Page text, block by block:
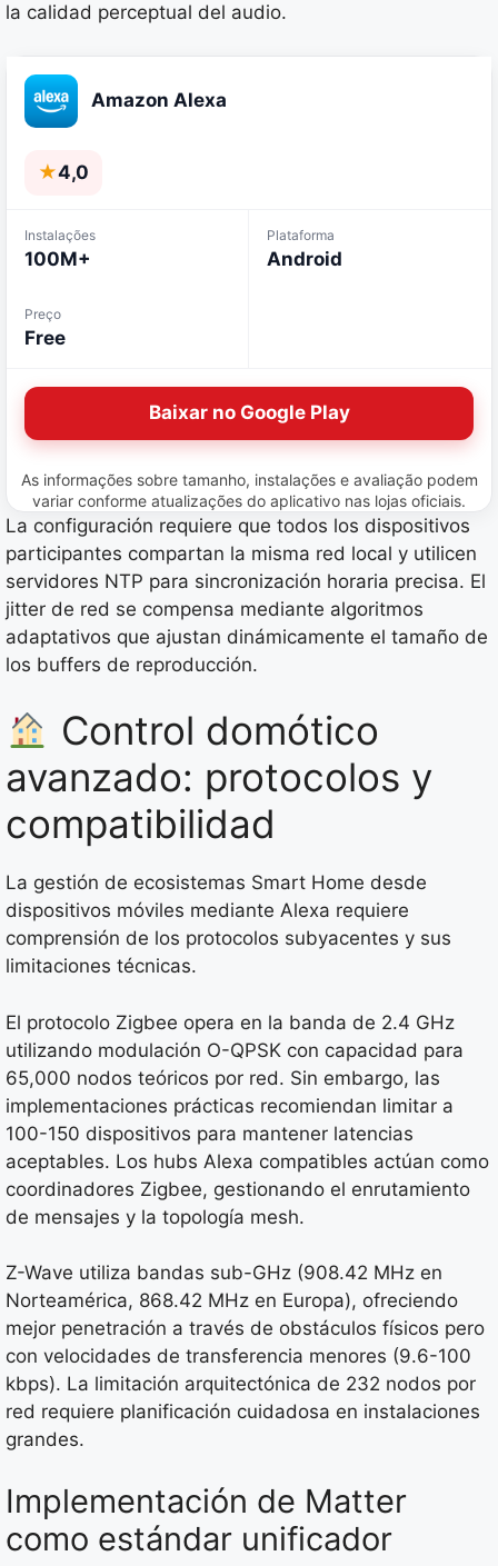
la calidad perceptual del audio.
Amazon Alexa
★4,0
Instalações
100M+
Plataforma
Android
Preço
Free
Baixar no Google Play
As informações sobre tamanho, instalações e avaliação podem
variar conforme atualizações do aplicativo nas lojas oficiais.
La configuración requiere que todos los dispositivos
participantes compartan la misma red local y utilicen
servidores NTP para sincronización horaria precisa. El
jitter de red se compensa mediante algoritmos
adaptativos que ajustan dinámicamente el tamaño de
los buffers de reproducción.
Control domótico
avanzado: protocolos y
compatibilidad
La gestión de ecosistemas Smart Home desde
dispositivos móviles mediante Alexa requiere
comprensión de los protocolos subyacentes y sus
limitaciones técnicas.
El protocolo Zigbee opera en la banda de 2.4 GHz
utilizando modulación O-QPSK con capacidad para
65,000 nodos teóricos por red. Sin embargo, las
implementaciones prácticas recomiendan limitar a
100-150 dispositivos para mantener latencias
aceptables. Los hubs Alexa compatibles actúan como
coordinadores Zigbee, gestionando el enrutamiento
de mensajes y la topología mesh.
Z-Wave utiliza bandas sub-GHz (908.42 MHz en
Norteamérica, 868.42 MHz en Europa), ofreciendo
mejor penetración a través de obstáculos físicos pero
con velocidades de transferencia menores (9.6-100
kbps). La limitación arquitectónica de 232 nodos por
red requiere planificación cuidadosa en instalaciones
grandes.
Implementación de Matter
como estándar unificador